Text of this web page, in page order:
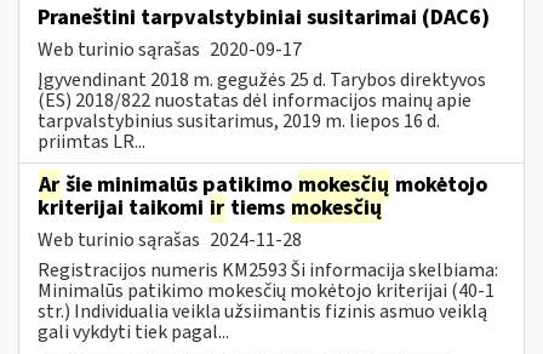
Praneštini tarpvalstybiniai susitarimai (DAC6)
Web turinio sąrašas 2020-09-17
Įgyvendinant 2018 m. gegužės 25 d. Tarybos direktyvos
(ES) 2018/822 nuostatas dėl informacijos mainų apie
tarpvalstybinius susitarimus, 2019 m. liepos 16 d.
priimtas LR...
Ar šie minimalūs patikimo mokesčių mokėtojo
kriterijai taikomi ir tiems mokesčių
Web turinio sąrašas 2024-11-28
Registracijos numeris KM2593 Ši informacija skelbiama:
Minimalūs patikimo mokesčių mokėtojo kriterijai (40-1
str.) Individualia veikla užsiimantis fizinis asmuo veiklą
gali vykdyti tiek pagal...